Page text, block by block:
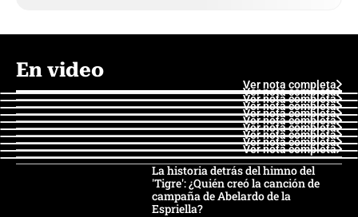
En video
Ver nota completa
Ver nota completa
Ver nota completa
Ver nota completa
Ver nota completa
Ver nota completa
Ver nota completa
Ver nota completa
Ver nota completa
Ver nota completa
La historia detrás del himno del
'Tigre': ¿Quién creó la canción de
campaña de Abelardo de la
Espriella?